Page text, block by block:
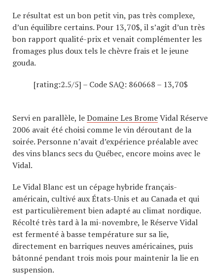
Le résultat est un bon petit vin, pas très complexe,
d’un équilibre certains. Pour 13,70$, il s’agit d’un très
bon rapport qualité-prix et venait complémenter les
fromages plus doux tels le chèvre frais et le jeune
gouda.
[rating:2.5/5] – Code SAQ: 860668 – 13,70$
Servi en parallèle, leDomaine Les BromeVidal Réserve
2006 avait été choisi comme le vin déroutant de la
soirée. Personne n’avait d’expérience préalable avec
des vins blancs secs du Québec, encore moins avec le
Vidal.
Le Vidal Blanc est un cépage hybride français-
américain, cultivé aux États-Unis et au Canada et qui
est particulièrement bien adapté au climat nordique.
Récolté très tard à la mi-novembre, le Réserve Vidal
est fermenté à basse température sur sa lie,
directement en barriques neuves américaines, puis
bâtonné pendant trois mois pour maintenir la lie en
suspension.